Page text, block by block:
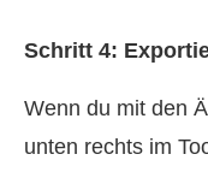
Schritt 4:
Wenn du mit den
unten rechts im